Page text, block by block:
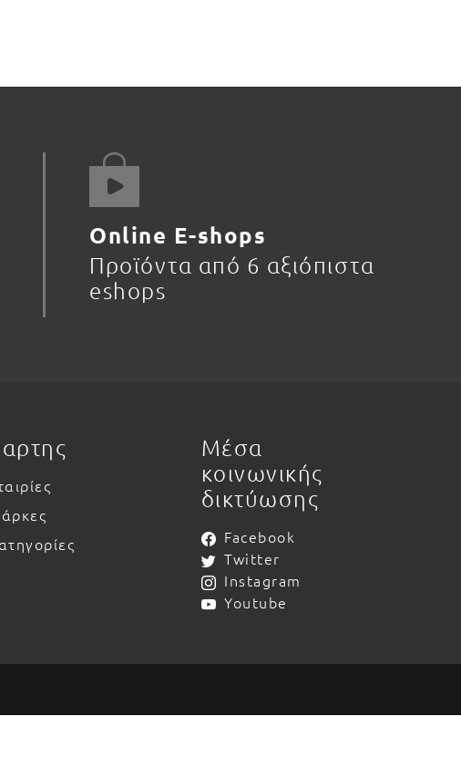
Online E-shops
Προϊόντα από 6 αξιόπιστα
eshops
Μέσα
κοινωνικής
δικτύωσης
Facebook
Twitter
Instagram
Youtube